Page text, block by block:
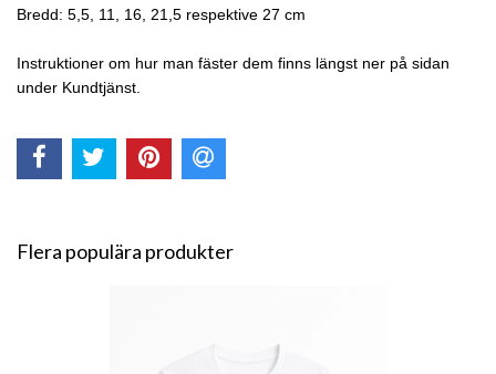
Bredd: 5,5, 11, 16, 21,5 respektive 27 cm
Instruktioner om hur man fäster dem finns längst ner på sidan
under Kundtjänst.
Flera populära produkter